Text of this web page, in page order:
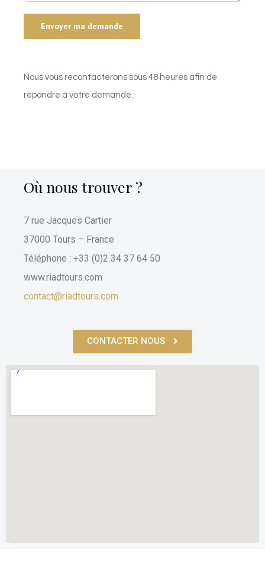
Nous vous recontacterons sous 48 heures afin de
répondre à votre demande.
Où nous trouver ?
7 rue Jacques Cartier
37000 Tours – France
Téléphone : +33 (0)2 34 37 64 50
www.riadtours.com
contact@riadtours.com
CONTACTER NOUS